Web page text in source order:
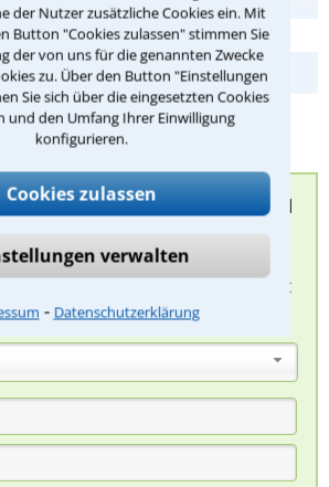
der Nutzer zusätzliche Cookies ein. Mit
Button "Cookies zulassen" stimmen Sie
der von uns für die genannten Zwecke
zu. Über den Button "Einstellungen
Sie sich über die eingesetzten Cookies
und den Umfang Ihrer Einwilligung
konfigurieren.
Cookies zulassen
verwalten
⁃ Datenschutzerklärung
Anwaltsuche?
Beratungsanfrage
Fall schildern. Anschließend
Rechtsanwälte bei
das weitere Vorgehen
durch einen Anwalt